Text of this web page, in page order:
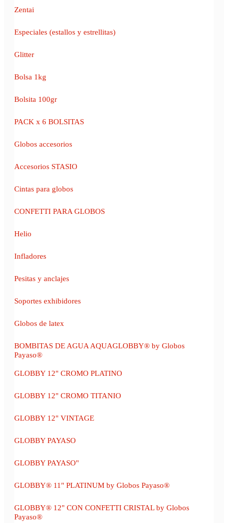
Zentai
Especiales (estallos y estrellitas)
Glitter
Bolsa 1kg
Bolsita 100gr
PACK x 6 BOLSITAS
Globos accesorios
Accesorios STASIO
Cintas para globos
CONFETTI PARA GLOBOS
Helio
Infladores
Pesitas y anclajes
Soportes exhibidores
Globos de latex
BOMBITAS DE AGUA AQUAGLOBBY® by Globos
Payaso®
GLOBBY 12" CROMO PLATINO
GLOBBY 12" CROMO TITANIO
GLOBBY 12" VINTAGE
GLOBBY PAYASO
GLOBBY PAYASO"
GLOBBY® 11" PLATINUM by Globos Payaso®
GLOBBY® 12" CON CONFETTI CRISTAL by Globos
Payaso®